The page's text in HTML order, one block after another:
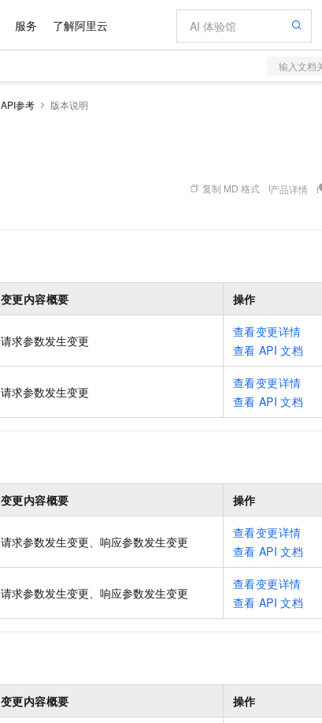
服务 了解阿里云
输入文档
API参考 版本说明
复制 MD 格式 产品详情
变更内容概要 操作
请求参数发生变更
查看变更详情
查看 API 文档
请求参数发生变更
查看变更详情
查看 API 文档
变更内容概要 操作
请求参数发生变更、响应参数发生变更
查看变更详情
查看 API 文档
请求参数发生变更、响应参数发生变更
查看变更详情
查看 API 文档
变更内容概要 操作
Deepseek-v4-pro
GLM-5.2
HappyHorse-1.1-I2V
Wan2.7-T2V
AI 应用构建
大模型服务平台百炼-智能体
人工智能平台 PAI
AI Native 的算法工程平台，一站式完成建模、训练、推理服务部署
大模型原生应用
万有无界
云端极速 AI 应用创作平台
用1%尺寸在特定领域达到大模型90%以上效果
即刻拥有 DeepSeek-R1 满血版 超强辅助，Bolt.diy 一步
基于千问大模型等，支持代码智能生成、研发智能问答
容器服务 Kubernetes 版 ACK
提供一站式管理容器应用的 K8s 服务
云防火墙
云原生的云上边界网络安全
安装技能 GStack，拥有专属 AI 工程团队
一键购买专属联机服务器，
AI 特惠
你的AI工作搭子，覆盖日常办公高频场景
万小智 AI 建站低至 15元/月
送.CN域名，送备案服务码
Night Plan 支持 Qwen 3.8-Max NEW
AI 场景体验
从图文生成到视频创作，一
0 代码专业建站，无忧落地
AI 短剧/漫剧
AI助力短剧漫剧创作，剧本
AI 办公
AI智能应用，一键激活高效
智能客服
价格计算器
自助选配和估算价格
配置报价器
数据与 API
天气预报查询
快递物流查询
企业应用
ERP
财税管理
广告营销
基础软件
操作系统
WordPress
Ubuntu
Red Hat
模板建站
模板小程序
定制小程序
APP 开发
成为产品伙伴 产品伙伴合作计划
计划
成为服务伙伴
服务生态伙伴
企业增值服务
创新中心
阿里云认证
健康状态
最佳实践
客户案例
市场活动
魔搭 ModelScope
高校合作
云工开物
科研合作